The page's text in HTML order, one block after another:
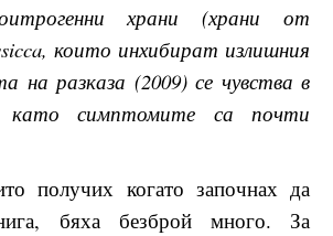
храни (храни от
които инхибират излишния
на разказа (2009) се чувства в
като симптомите са почти
получих когато започнах да
бяха безброй много. За